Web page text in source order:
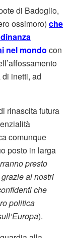
di Badoglio,
ossimoro) che
nel mondo con
inetti, ad
rinascita futura
comunque
posto in larga
presto
ai nostri
che
politica
).